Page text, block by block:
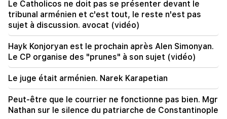
l'avenue Sayat-Nova va changer
20:00
C'était une fierté indescriptible lorsque l'hymne
national de la RA a été joué à Bakou. Jeanne
Andreassian
19:50
La Russie a abattu le train militaire Iskander. Le
juge dans l'affaire Vehapar s'est récusé (vidéo)
Le Catholicos ne doit pas se présenter devant le
tribunal arménien et c'est tout, le reste n'est pas
sujet à discussion. avocat (vidéo)
Hayk Konjoryan est le prochain après Alen Simonyan.
Le CP organise des "prunes" à son sujet (vidéo)
Le juge était arménien. Narek Karapetian
Peut-être que le courrier ne fonctionne pas bien. Mgr
Nathan sur le silence du patriarche de Constantinople